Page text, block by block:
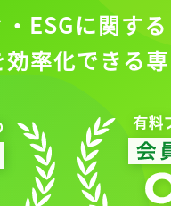
ESGに関する
率化できる